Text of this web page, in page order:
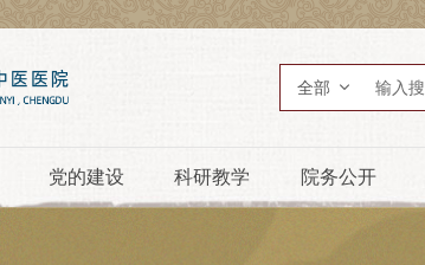
全部
党的建设 科研教学 院务公开